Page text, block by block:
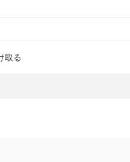
取る